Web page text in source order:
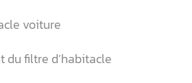
voiture
du filtre d’habitacle